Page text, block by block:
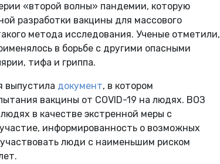
«второй волны» пандемии, которую
разработки вакцины для массового
метода исследования. Ученые отметили,
в борьбе с другими опасными
тифа и гриппа.
выпустила документ, в котором
вакцины от COVID-19 на людях. ВОЗ
в качестве экстренной меры с
информированность о возможных
люди с наименьшим риском